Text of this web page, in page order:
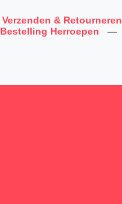
Verzenden & Retourneren
Bestelling Herroepen —